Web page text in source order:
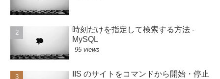
時刻だけを指定して検索する方法 -
MySQL
95 views
IIS のサイトをコマンドから開始・停止